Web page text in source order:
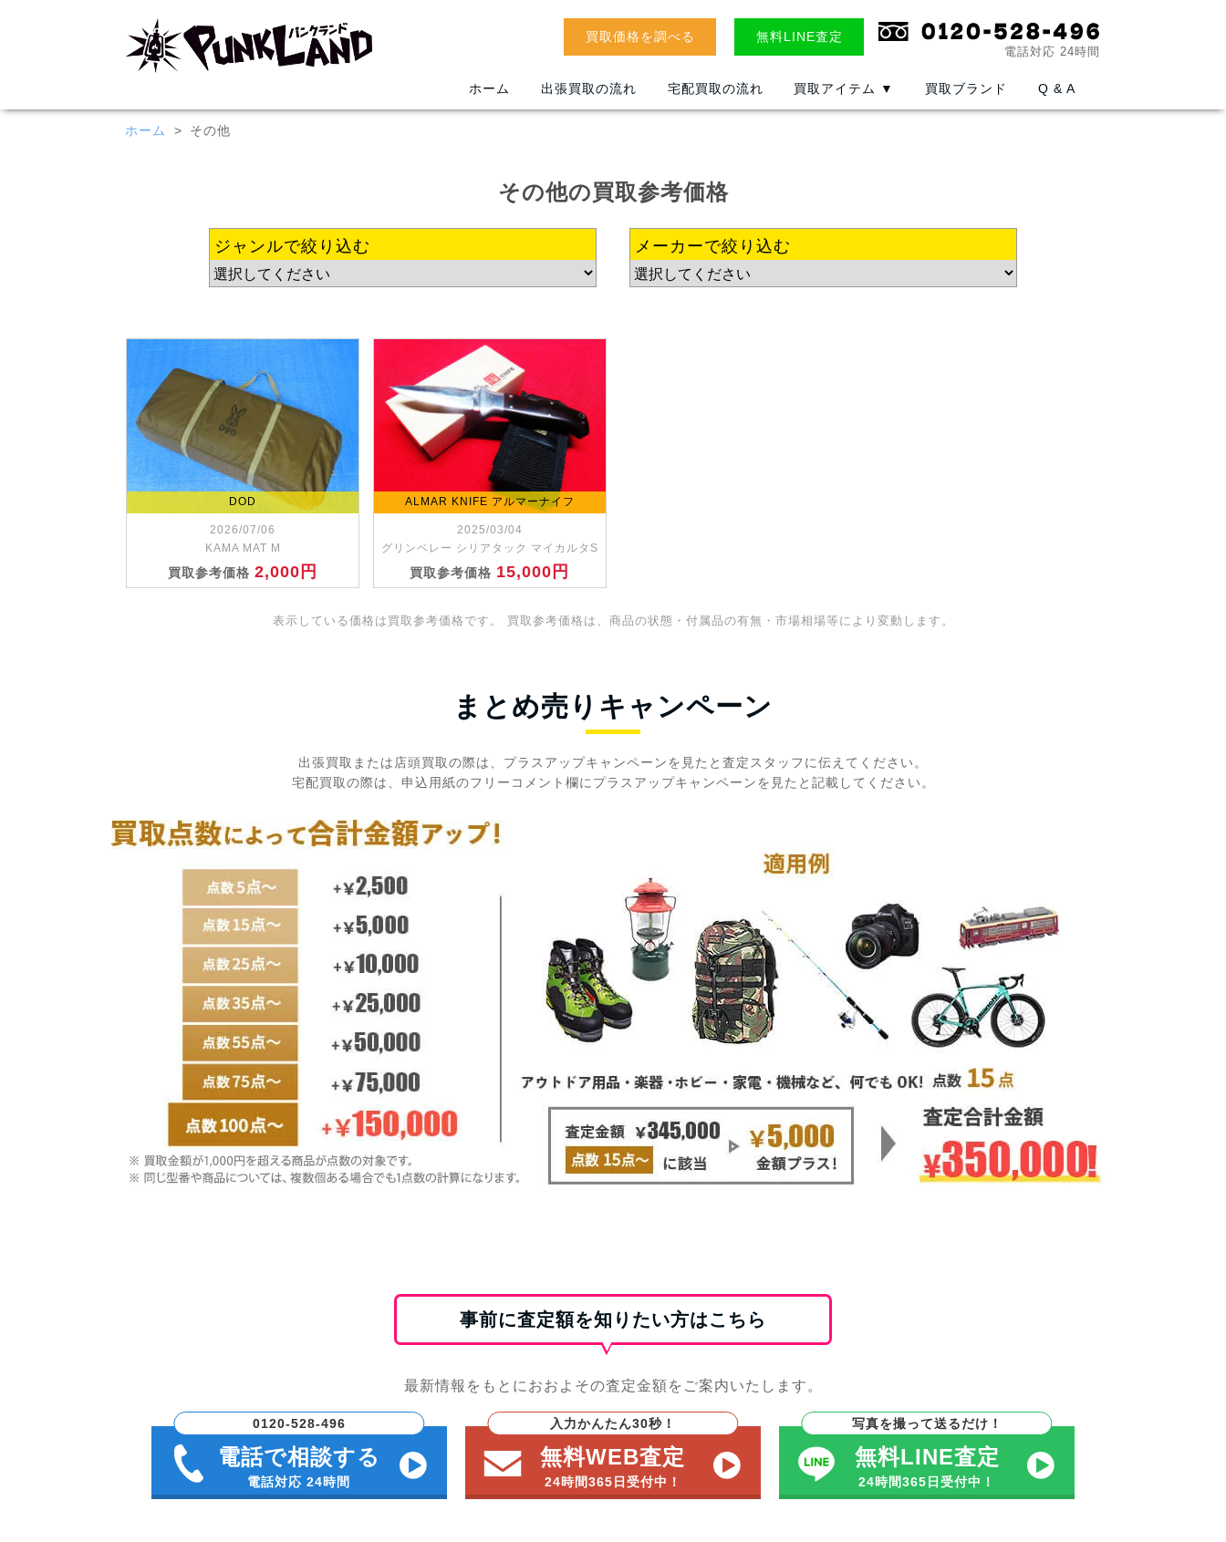
買取価格を調べる 無料LINE査定
電話対応 24時間
ホーム 出張買取の流れ 宅配買取の流れ 買取アイテム ▼ 買取ブランド Q & A
ホーム その他
その他の買取参考価格
ジャンルで絞り込む メーカーで絞り込む
DOD
2026/07/06
KAMA MAT M
買取参考価格2,000円
ALMAR KNIFE アルマーナイフ
2025/03/04
グリンベレー シリアタック マイカルタS
買取参考価格 15,000円
表示している価格は買取参考価格です。 買取参考価格は、商品の状態・付属品の有無・市場相場等により変動します。
まとめ売りキャンペーン
出張買取または店頭買取の際は、プラスアップキャンペーンを見たと査定スタッフに伝えてください。
宅配買取の際は、申込用紙のフリーコメント欄にプラスアップキャンペーンを見たと記載してください。
事前に査定額を知りたい方はこちら
最新情報をもとにおおよその査定金額をご案内いたします。
0120-528-496
電話で相談する
電話対応 24時間
入力かんたん30秒！
無料WEB査定
24時間365日受付中！
写真を撮って送るだけ！
無料LINE査定
24時間365日受付中！